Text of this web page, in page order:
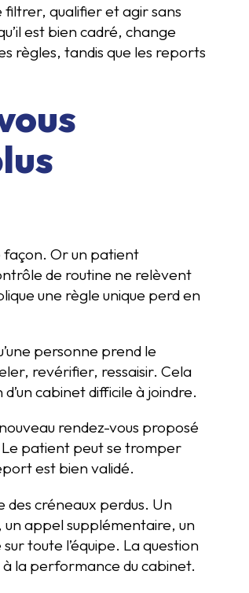
filtrer, qualifier et agir sans
est bien cadré, change
règles, tandis que les reports
façon. Or un patient
de routine ne relèvent
une règle unique perd en
personne prend le
revérifier, ressaisir. Cela
cabinet difficile à joindre.
rendez-vous proposé
patient peut se tromper
est bien validé.
des créneaux perdus. Un
appel supplémentaire, un
toute l’équipe. La question
à la performance du cabinet.